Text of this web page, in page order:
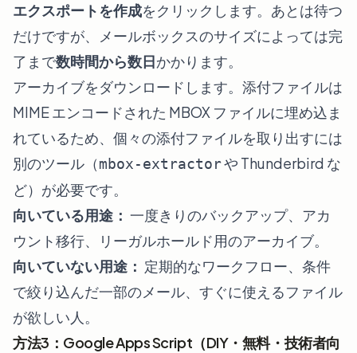
エクスポートを作成をクリックします。あとは待つ
だけですが、メールボックスのサイズによっては完
了まで数時間から数日かかります。
アーカイブをダウンロードします。添付ファイルは
MIME エンコードされた MBOX ファイルに埋め込ま
れているため、個々の添付ファイルを取り出すには
別のツール（mbox-extractorや Thunderbird な
ど）が必要です。
向いている用途： 一度きりのバックアップ、アカ
ウント移行、リーガルホールド用のアーカイブ。
向いていない用途： 定期的なワークフロー、条件
で絞り込んだ一部のメール、すぐに使えるファイル
が欲しい人。
方法3：Google Apps Script（DIY・無料・技術者向